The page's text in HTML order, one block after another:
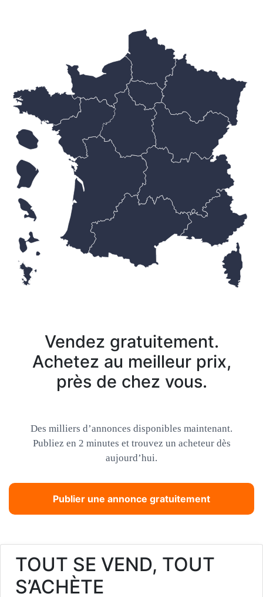
Vendez gratuitement.
Achetez au meilleur prix,
près de chez vous.
Des milliers d’annonces disponibles maintenant.
Publiez en 2 minutes et trouvez un acheteur dès
aujourd’hui.
Publier une annonce gratuitement
TOUT SE VEND, TOUT
S’ACHÈTE